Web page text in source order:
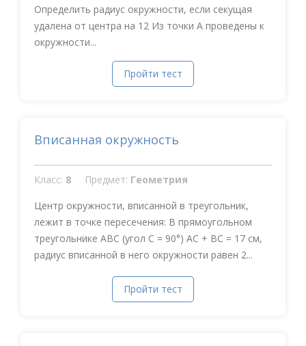
Определить радиус окружности, если секущая
удалена от центра на 12 Из точки А проведены к
окружности...
Пройти тест
Вписанная окружность
Класс: 8 Предмет: Геометрия
Центр окружности, вписанной в треугольник,
лежит в точке пересечения: В прямоугольном
треугольнике АВС (угол С = 90°) АС + ВС = 17 см,
радиус вписанной в него окружности равен 2...
Пройти тест